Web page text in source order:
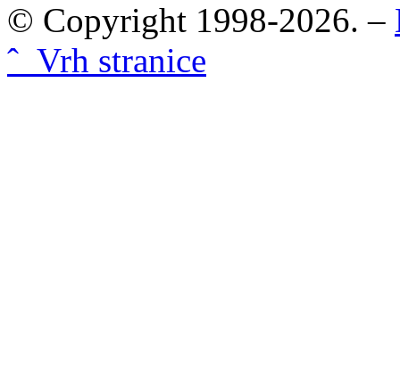
© Copyright 1998-2026. –
ˆ Vrh stranice